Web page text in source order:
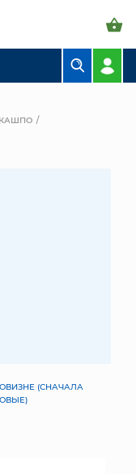
(СНАЧАЛА